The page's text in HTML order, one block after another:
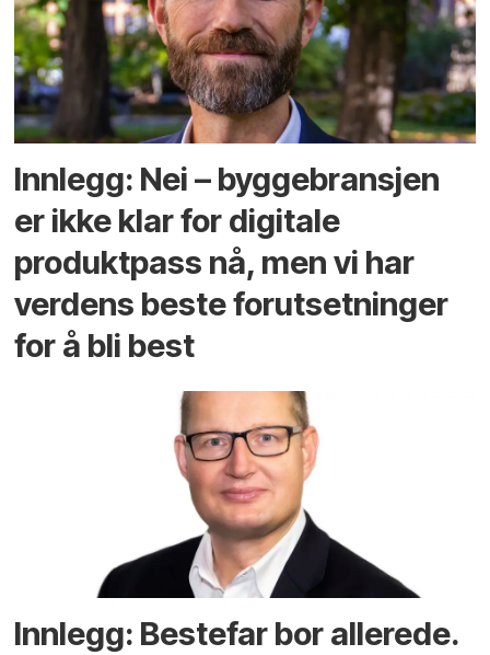
Innlegg: Nei – byggebransjen
er ikke klar for digitale
produktpass nå, men vi har
verdens beste forutsetninger
for å bli best
Innlegg: Bestefar bor allerede.